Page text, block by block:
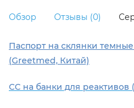
Обзор Отзывы (0)
Паспорт на склянки
(Greetmed, Китай)
СС на банки для реактивов